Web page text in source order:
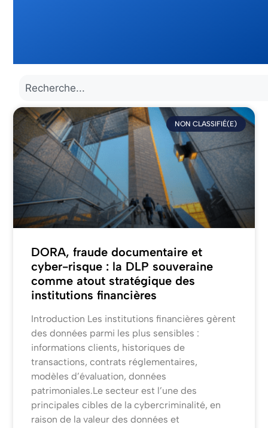
NON CLASSIFIÉ(E)
DORA, fraude documentaire et
cyber-risque : la DLP souveraine
comme atout stratégique des
institutions financières
Introduction Les institutions financières gèrent
des données parmi les plus sensibles :
informations clients, historiques de
transactions, contrats réglementaires,
modèles d’évaluation, données
patrimoniales.Le secteur est l’une des
principales cibles de la cybercriminalité, en
raison de la valeur des données et